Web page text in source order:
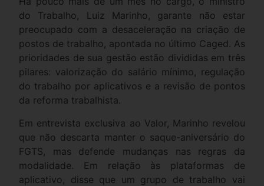
do Trabalho, Luiz Marinho, garante não estar
preocupado com a desaceleração na criação de
postos de trabalho, apontada no último Caged. As
prioridades de sua gestão estão divididas em três
pilares: valorização do salário mínimo, regulação
do trabalho por aplicativos e a revisão de pontos
da reforma trabalhista.
Em entrevista exclusiva ao Valor, Marinho revelou
que não descarta manter o saque-aniversário do
FGTS, mas defende mudanças nas regras da
modalidade. Em relação às plataformas de
aplicativo, disse que um grupo de trabalho vai